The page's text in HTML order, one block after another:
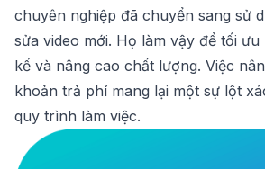
chuyên nghiệp đã chuyển sang sử
sửa video mới. Họ làm vậy để tối
kế và nâng cao chất lượng. Việc
khoản trả phí mang lại một sự lột
quy trình làm việc.